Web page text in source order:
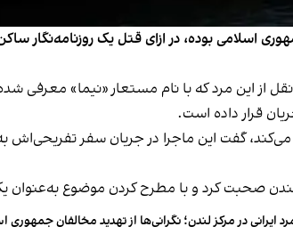
۲۳ اردیبهشت در گزاشی به نقل از این مرد که با نام
قرار داده است.
گفت این ماجرا در جریان سفر تفریحی‌اش
لندن صحبت کرد و با مطرح کردن موضوع
ایرانی در مرکز لندن؛ نگرانی‌ها از تهدید مخالفان